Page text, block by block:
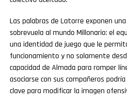
Las palabras de Latorre exponen
sobrevuela al mundo Millonario: el
una identidad de juego que le
funcionamiento y no solamente
capacidad de Almada para romper
asociarse con sus compañeros
clave para modificar la imagen